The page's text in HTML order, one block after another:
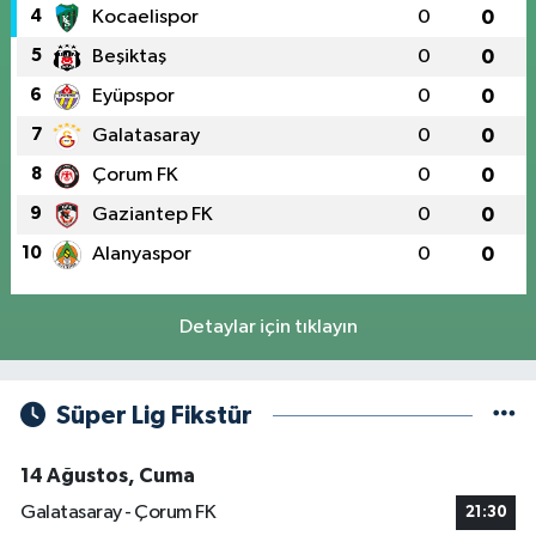
4 Kocaelispor 0 0
5 Beşiktaş 0 0
6 Eyüpspor 0 0
7 Galatasaray 0 0
8 Çorum FK 0 0
9 Gaziantep FK 0 0
10 Alanyaspor 0 0
Detaylar için tıklayın
Süper Lig Fikstür
14 Ağustos, Cuma
Galatasaray - Çorum FK
21:30